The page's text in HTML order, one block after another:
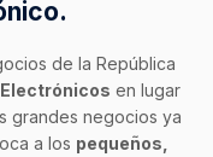
de la República
en lugar
grandes negocios ya
a los pequeños,